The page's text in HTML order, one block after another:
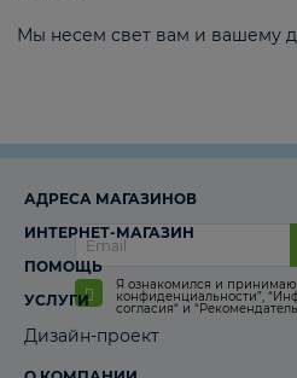
Мы несем свет вам и вашему
Я ознакомился и принимаю
конфиденциальности”,
согласия“ и
АДРЕСА МАГАЗИНОВ
ИНТЕРНЕТ-МАГАЗИН
ПОМОЩЬ
УСЛУГИ
Дизайн-проект